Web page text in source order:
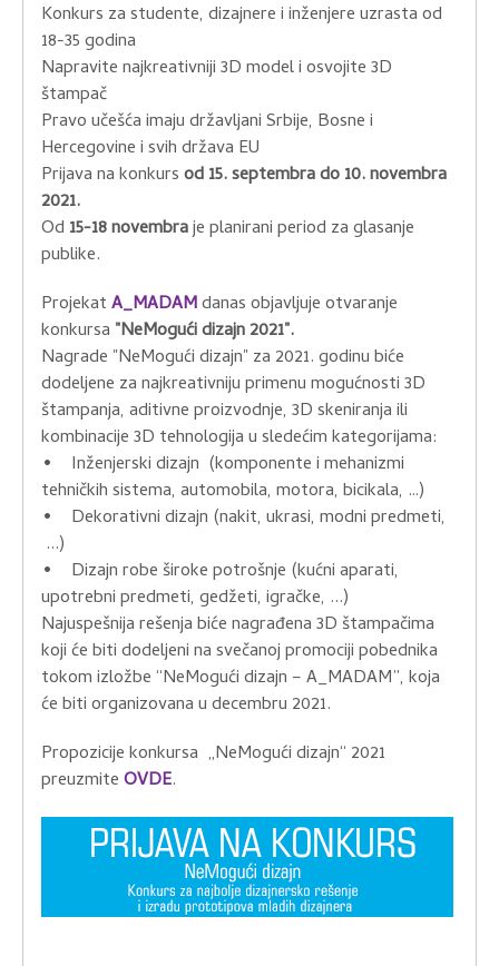
Konkurs za studente, dizajnere i inženjere uzrasta od
18-35 godina
Napravite najkreativniji 3D model i osvojite 3D
štampač
Pravo učešća imaju državljani Srbije, Bosne i
Hercegovine i svih država EU
Prijava na konkursod 15. septembra do 10. novembra
2021.
Od 15-18 novembraje planirani period za glasanje
publike.
ProjekatA_MADAMdanas objavljuje otvaranje
konkursa "NeMogući dizajn 2021".
Nagrade "NeMogući dizajn" za 2021. godinu biće
dodeljene za najkreativniju primenu mogućnosti 3D
štampanja, aditivne proizvodnje, 3D skeniranja ili
kombinacije 3D tehnologija u sledećim kategorijama:
• Inženjerski dizajn (komponente i mehanizmi
tehničkih sistema, automobila, motora, bicikala, …)
• Dekorativni dizajn (nakit, ukrasi, modni predmeti,
...)
• Dizajn robe široke potrošnje (kućni aparati,
upotrebni predmeti, gedžeti, igračke, ...)
Najuspešnija rešenja biće nagrađena 3D štampačima
koji će biti dodeljeni na svečanoj promociji pobednika
tokom izložbe “NeMogući dizajn – A_MADAM”, koja
će biti organizovana u decembru 2021.
Propozicije konkursa „NeMogući dizajn“ 2021
preuzmiteOVDE.